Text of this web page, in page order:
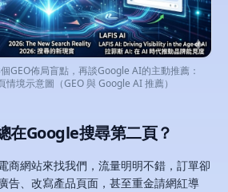
GEO佈局盲點，再談Google AI的主動推薦：
境示意圖（GEO 與 Google AI 推薦）
在Google搜尋第二頁？
商網站來找我們，流量明明不錯，訂單卻
告、改寫產品頁面，甚至重金請網紅導